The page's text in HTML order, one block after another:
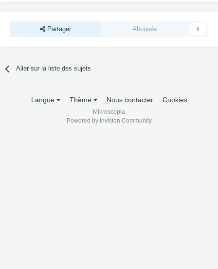
Partager Abonnés 0
Aller sur la liste des sujets
Langue Thème Nous contacter Cookies
Mikroscopia
Powered by Invision Community